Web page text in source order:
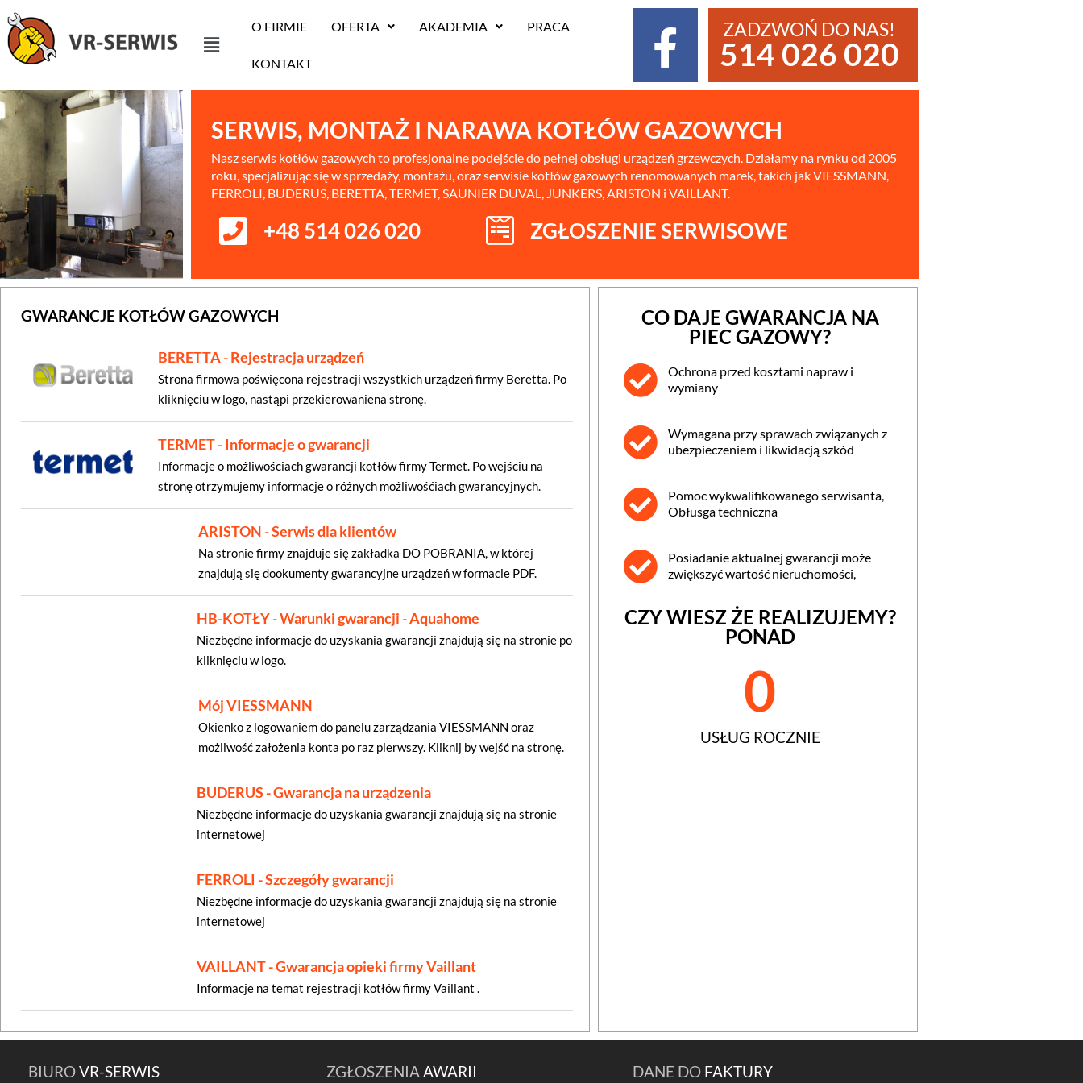
O FIRMIE OFERTA AKADEMIA PRACA
KONTAKT
ZADZWOŃ DO NAS!
514 026 020
SERWIS, MONTAŻ I NARAWA KOTŁÓW GAZOWYCH
Nasz serwis kotłów gazowych to profesjonalne podejście do pełnej obsługi urządzeń grzewczych. Działamy na rynku od 2005
roku, specjalizując się w sprzedaży, montażu, oraz serwisie kotłów gazowych renomowanych marek, takich jak VIESSMANN,
FERROLI, BUDERUS, BERETTA, TERMET, SAUNIER DUVAL, JUNKERS, ARISTON i VAILLANT.
+48 514 026 020 ZGŁOSZENIE SERWISOWE
GWARANCJE KOTŁÓW GAZOWYCH
BERETTA - Rejestracja urządzeń
Strona firmowa poświęcona rejestracji wszystkich urządzeń firmy Beretta. Po
kliknięciu w logo, nastąpi przekierowaniena stronę.
TERMET - Informacje o gwarancji
Informacje o możliwościach gwarancji kotłów firmy Termet. Po wejściu na
stronę otrzymujemy informacje o różnych możliwośćiach gwarancyjnych.
ARISTON - Serwis dla klientów
Na stronie firmy znajduje się zakładka DO POBRANIA, w której
znajdują się dookumenty gwarancyjne urządzeń w formacie PDF.
HB-KOTŁY - Warunki gwarancji - Aquahome
Niezbędne informacje do uzyskania gwarancji znajdują się na stronie po
kliknięciu w logo.
Mój VIESSMANN
Okienko z logowaniem do panelu zarządzania VIESSMANN oraz
możliwość założenia konta po raz pierwszy. Kliknij by wejść na stronę.
BUDERUS - Gwarancja na urządzenia
Niezbędne informacje do uzyskania gwarancji znajdują się na stronie
internetowej
FERROLI - Szczegóły gwarancji
Niezbędne informacje do uzyskania gwarancji znajdują się na stronie
internetowej
VAILLANT - Gwarancja opieki firmy Vaillant
Informacje na temat rejestracji kotłów firmy Vaillant .
CO DAJE GWARANCJA NA
PIEC GAZOWY?
Ochrona przed kosztami napraw i
wymiany
Wymagana przy sprawach związanych z
ubezpieczeniem i likwidacją szkód
Pomoc wykwalifikowanego serwisanta,
Obłusga techniczna
Posiadanie aktualnej gwarancji może
zwiększyć wartość nieruchomości,
CZY WIESZ ŻE REALIZUJEMY?
PONAD
USŁUG ROCZNIE
0
BIUROVR-SERWIS ZGŁOSZENIAAWARII DANE DO FAKTURY